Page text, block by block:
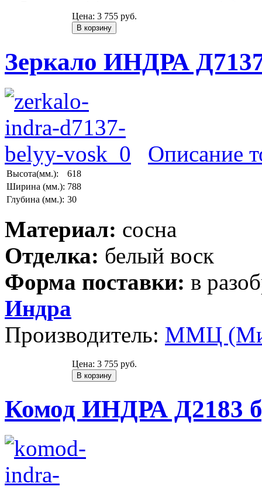
Цена: 3 755 руб.
Зеркало ИНДРА
Описание
Высота(мм.):
618
Ширина (мм.): 788
Глубина (мм.): 30
Материал: сосна
Отделка: белый воск
Форма поставки: в
Индра
Производитель: ММЦ
Цена: 3 755 руб.
Комод ИНДРА Д2183